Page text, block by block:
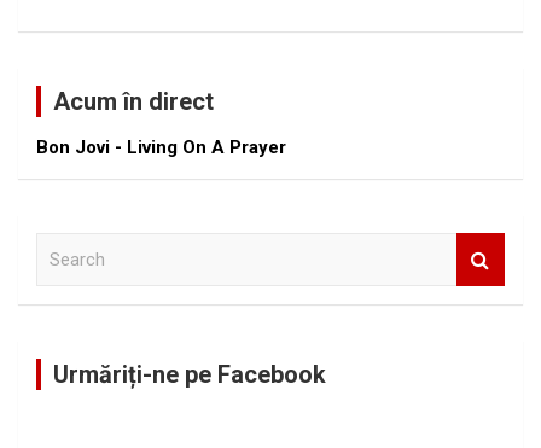
Acum în direct
Bon Jovi - Living On A Prayer
Urmăriți-ne pe Facebook